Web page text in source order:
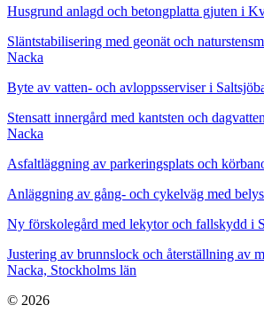
Husgrund anlagd och betongplatta gjuten i
Släntstabilisering med geonät och
Nacka
Byte av vatten- och avloppsserviser i
Stensatt innergård med kantsten och
Nacka
Asfaltläggning av parkeringsplats och
Anläggning av gång- och cykelväg med
Ny förskolegård med lekytor och fallskydd i
Justering av brunnslock och återställning av
Nacka, Stockholms län
© 2026